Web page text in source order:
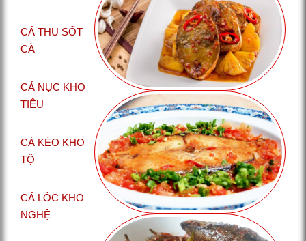
CÁ THU SỐT
CÀ
CÁ NỤC KHO
TIÊU
CÁ KÈO KHO
TỘ
CÁ LÓC KHO
NGHỆ